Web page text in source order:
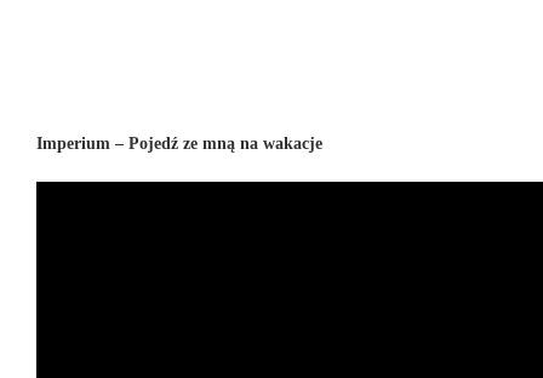
Imperium – Pojedź ze mną na wakacje